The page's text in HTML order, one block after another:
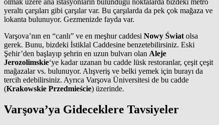
olmak üzere ana istasyonların bulunduğu noktalarda bizdeki metro
yeraltı çarşıları gibi çarşılar var. Bu çarşılarda da pek çok mağaza ve
lokanta bulunuyor. Gezmenizde fayda var.
Varşova’nın en “canlı” ve en meşhur caddesi Nowy Świat olsa
gerek. Bunu, bizdeki İstiklal Caddesine benzetebilirsiniz. Eski
Şehir’den başlayıp şehrin en uzun bulvarı olan Aleje
Jerozolimskie‘ye kadar uzanan bu cadde lüsk restoranlar, çeşit çeşit
mağazalar vs. bulunuyor. Alışveriş ve belki yemek için burayı da
tercih edebilirsiniz. Ayrıca Varşova Üniversitesi de bu cadde
(Krakowskie Przedmieście) üzerinde.
Varşova’ya Gideceklere Tavsiyeler